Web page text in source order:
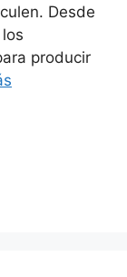
Desde
producir